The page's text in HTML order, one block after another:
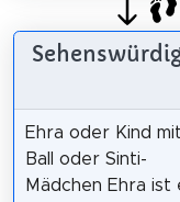
Ehra oder Kind mit
Ball oder Sinti-
Mädchen Ehra ist